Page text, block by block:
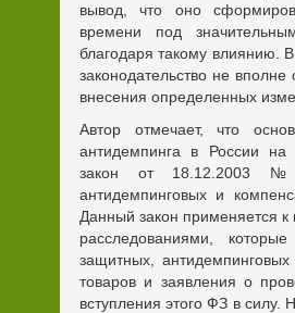
вывод, что оно
времени под
благодаря такому влиянию.
законодательство не
внесения определенных
Автор отмечает, что
антидемпинга в России
закон от 18.12.2003
антидемпинговых и
Данный закон применяется
расследованиями,
защитных,
товаров и заявления о
вступления этого ФЗ в силу.